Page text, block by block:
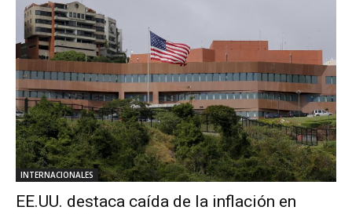
INTERNACIONALES
EE.UU. destaca caída de la inflación en